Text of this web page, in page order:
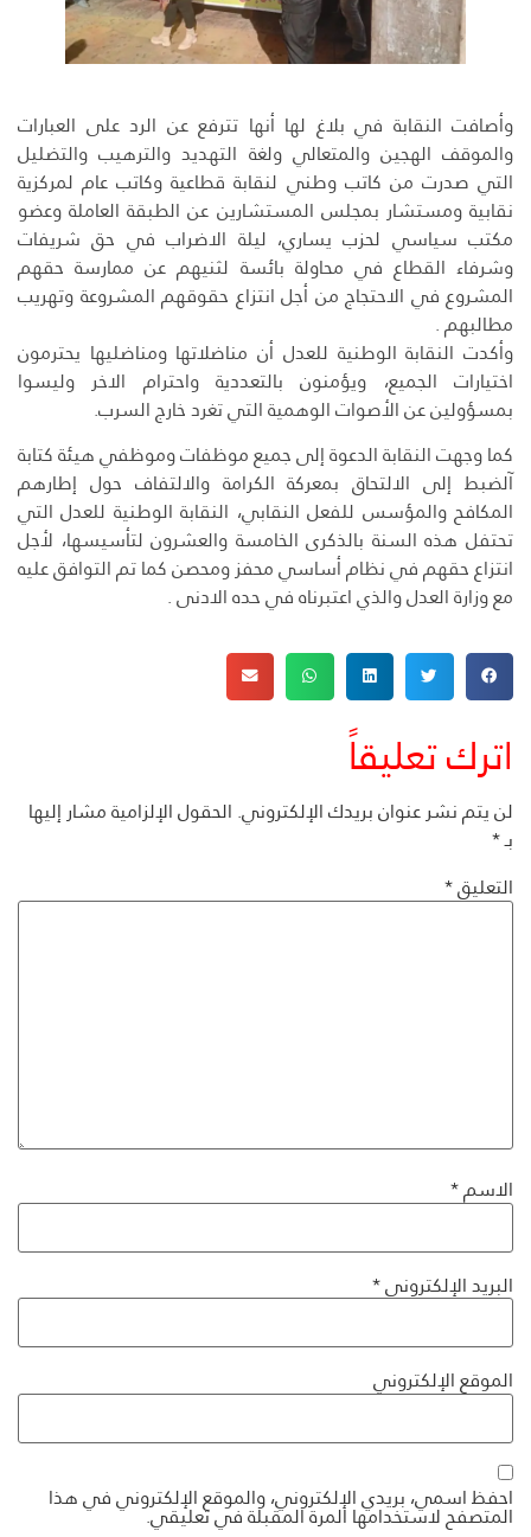
وأصافت النقابة في بلاغ لها أنها تترفع عن الرد على العبارات
والموقف الهجين والمتعالي ولغة التهديد والترهيب والتضليل
التي صدرت من كاتب وطني لنقابة قطاعية وكاتب عام لمركزية
نقابية ومستشار بمجلس المستشارين عن الطبقة العاملة وعضو
مكتب سياسي لحزب يساري، ليلة الاضراب في حق شريفات
وشرفاء القطاع في محاولة بائسة لثنيهم عن ممارسة حقهم
المشروع في الاحتجاج من أجل انتزاع حقوقهم المشروعة وتهريب
مطالبهم .
وأكدت النقابة الوطنية للعدل أن مناضلاتها ومناضليها يحترمون
اختيارات الجميع، ويؤمنون بالتعددية واحترام الاخر وليسوا
بمسؤولين عن الأصوات الوهمية التي تغرد خارج السرب.
كما وجهت النقابة الدعوة إلى جميع موظفات وموظفي هيئة كتابة
آلضبط إلى الالتحاق بمعركة الكرامة والالتفاف حول إطارهم
المكافح والمؤسس للفعل النقابي، النقابة الوطنية للعدل التي
تحتفل هذه السنة بالذكرى الخامسة والعشرون لتأسيسها، لأجل
انتزاع حقهم في نظام أساسي محفز ومحصن كما تم التوافق عليه
مع وزارة العدل والذي اعتبرناه في حده الادنى .
اترك تعليقاً
لن يتم نشر عنوان بريدك الإلكتروني.الحقول الإلزامية مشار إليها
بـ*
التعليق*
الاسم*
البريد الإلكتروني*
الموقع الإلكتروني
احفظ اسمي، بريدي الإلكتروني، والموقع الإلكتروني في هذا
المتصفح لاستخدامها المرة المقبلة في تعليقي.